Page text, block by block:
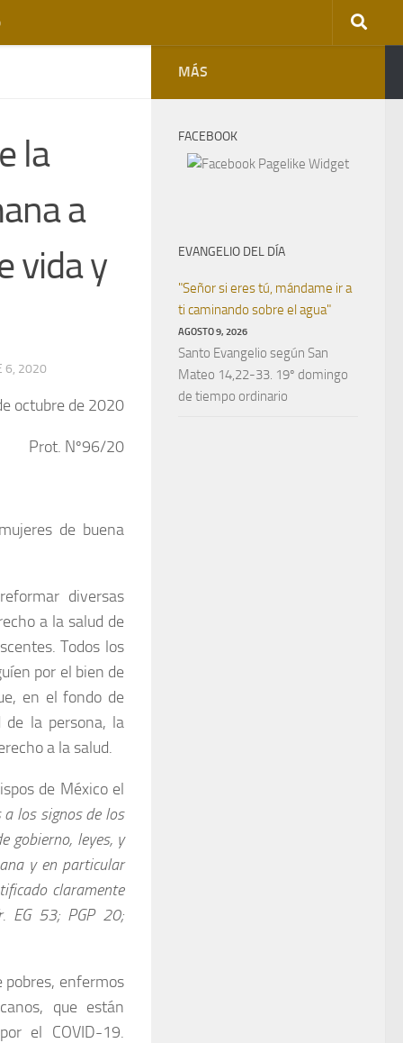
la
a
vida y
6, 2020
octubre de 2020
Prot. Nº96/20
de buena
diversas
a la salud de
Todos los
por el bien de
en el fondo de
la persona, la
a la salud.
de México el
los signos de los
gobierno, leyes, y
y en particular
claramente
EG 53; PGP 20;
pobres, enfermos
que están
el COVID-19.
MÁS
FACEBOOK
EVANGELIO DEL DÍA
"Señor si eres tú, mándame ir a
ti caminando sobre el agua"
AGOSTO 9, 2026
Santo Evangelio según San
Mateo 14,22-33. 19º domingo
de tiempo ordinario